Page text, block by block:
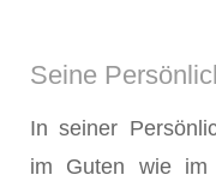
Seine
In seiner
im Guten wie im